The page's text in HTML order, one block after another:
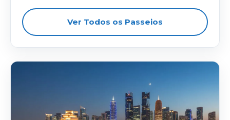
Ver Todos os Passeios